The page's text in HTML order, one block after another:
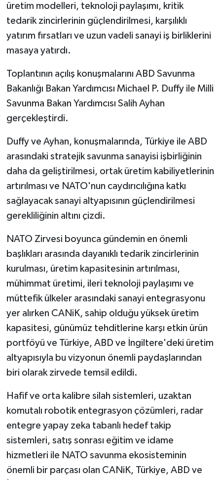
üretim modelleri, teknoloji paylaşımı, kritik
tedarik zincirlerinin güçlendirilmesi, karşılıklı
yatırım fırsatları ve uzun vadeli sanayi iş birliklerini
masaya yatırdı.
Toplantının açılış konuşmalarını ABD Savunma
Bakanlığı Bakan Yardımcısı Michael P. Duffy ile Milli
Savunma Bakan Yardımcısı Salih Ayhan
gerçekleştirdi.
Duffy ve Ayhan, konuşmalarında, Türkiye ile ABD
arasındaki stratejik savunma sanayisi işbirliğinin
daha da geliştirilmesi, ortak üretim kabiliyetlerinin
artırılması ve NATO'nun caydırıcılığına katkı
sağlayacak sanayi altyapısının güçlendirilmesi
gerekliliğinin altını çizdi.
NATO Zirvesi boyunca gündemin en önemli
başlıkları arasında dayanıklı tedarik zincirlerinin
kurulması, üretim kapasitesinin artırılması,
mühimmat üretimi, ileri teknoloji paylaşımı ve
müttefik ülkeler arasındaki sanayi entegrasyonu
yer alırken CANiK, sahip olduğu yüksek üretim
kapasitesi, günümüz tehditlerine karşı etkin ürün
portföyü ve Türkiye, ABD ve İngiltere'deki üretim
altyapısıyla bu vizyonun önemli paydaşlarından
biri olarak zirvede temsil edildi.
Hafif ve orta kalibre silah sistemleri, uzaktan
komutalı robotik entegrasyon çözümleri, radar
entegre yapay zeka tabanlı hedef takip
sistemleri, satış sonrası eğitim ve idame
hizmetleri ile NATO savunma ekosisteminin
önemli bir parçası olan CANiK, Türkiye, ABD ve